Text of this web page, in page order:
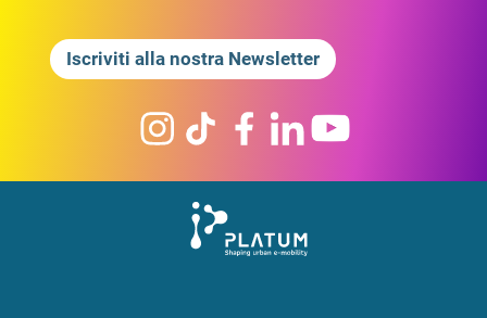
Iscriviti alla nostra Newsletter